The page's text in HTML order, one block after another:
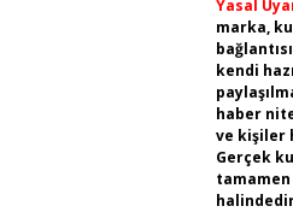
Yasal
marka,
kendi
haber
ve kişiler
Gerçek